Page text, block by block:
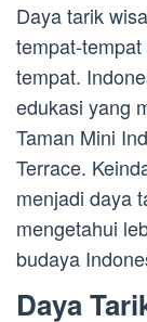
Daya tarik
tempat-
tempat.
edukasi yang
Taman Mini
Terrace.
menjadi daya
mengetahui
budaya
Daya